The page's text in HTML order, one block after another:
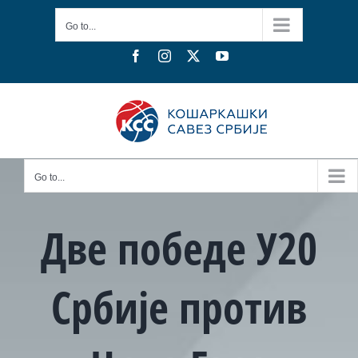
Go to...
FacebookInstagram YouTube
Go to...
Две победе У20
Србије против